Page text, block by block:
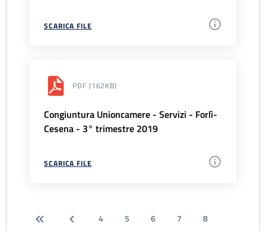
SCARICA FILE
PDF (162KB)
Congiuntura Unioncamere - Servizi - Forlì-
Cesena - 3° trimestre 2019
SCARICA FILE
4 5 6 7
8